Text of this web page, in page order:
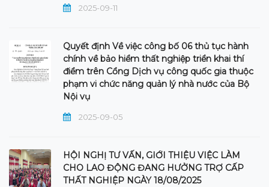
2025-09-11
Quyết định Về việc công bố 06 thủ tục hành
chính về bảo hiểm thất nghiệp triển khai thí
điểm trên Cổng Dịch vụ công quốc gia thuộc
phạm vi chức năng quản lý nhà nước của Bộ
Nội vụ
2025-09-05
HỘI NGHỊ TƯ VẤN, GIỚI THIỆU VIỆC LÀM
CHO LAO ĐỘNG ĐANG HƯỞNG TRỢ CẤP
THẤT NGHIỆP NGÀY 18/08/2025